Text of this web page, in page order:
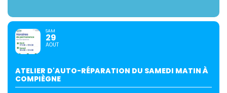
SAM
29
AOUT
ATELIER D'AUTO-RÉPARATION DU SAMEDI MATIN À
COMPIÈGNE